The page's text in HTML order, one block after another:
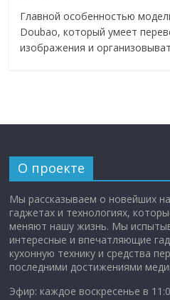
Главной особенностью
Doubao, который умеет
изображения и
О проекте
Мы рассказываем о новейших
гаджетах и технологиях,
меняют нашу жизнь. Мы
интересные и впечатляющие
кухонную технику и средства
последними достижениями
Эфир: каждое воскресенье в